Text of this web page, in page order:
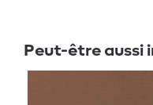
Peut-être aussi